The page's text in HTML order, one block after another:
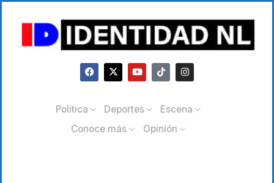
Política Deportes
Escena
Conoce más
Opinión